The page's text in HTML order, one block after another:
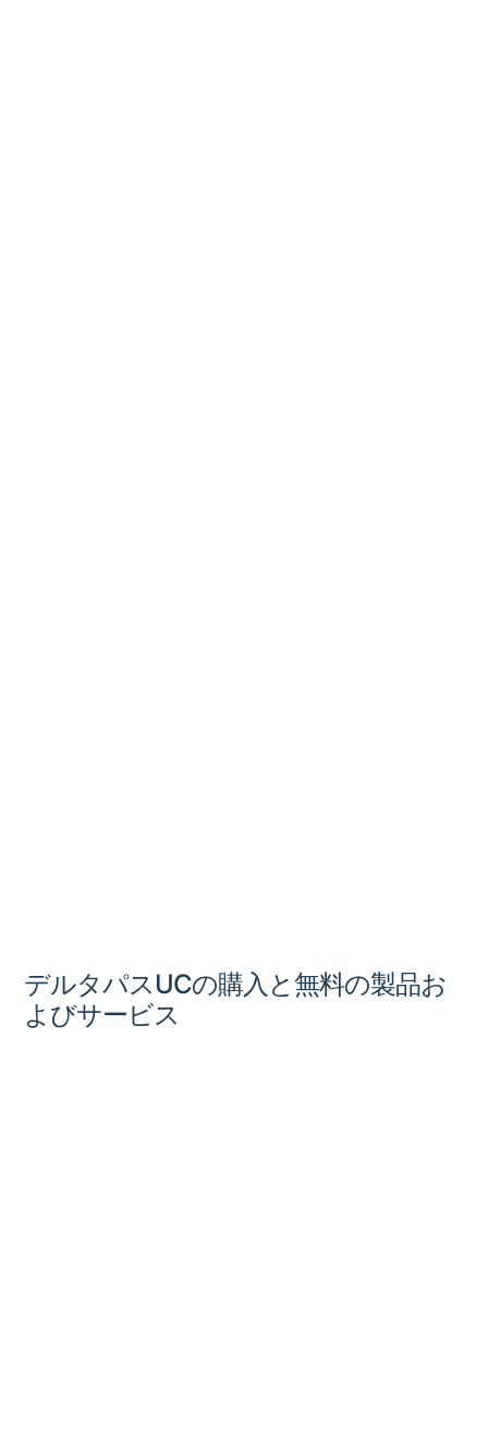
デルタパスUCの購入と無料の製品お
よびサービス